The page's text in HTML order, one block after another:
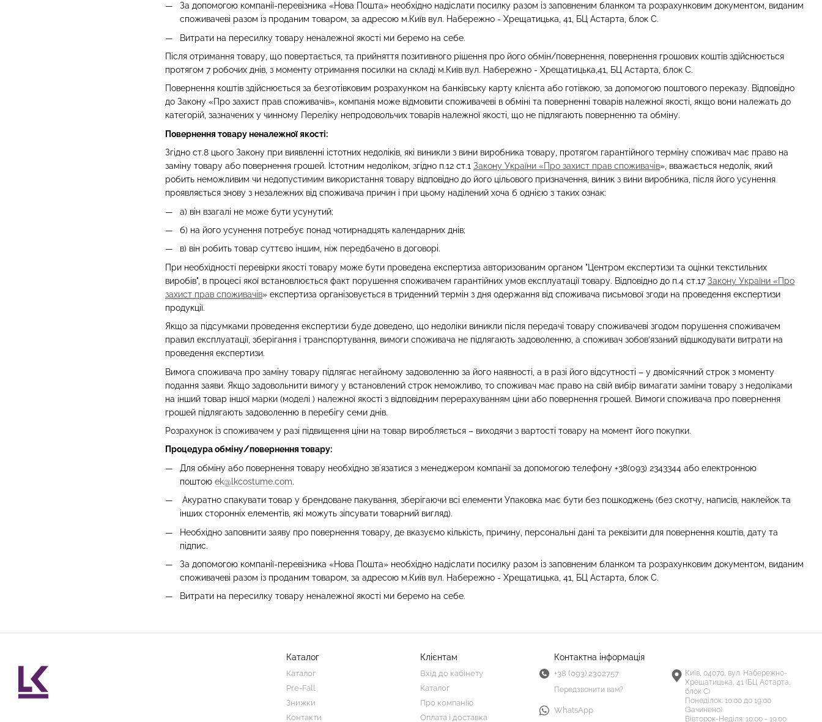
За допомогою компанії-перевізника «Нова Пошта» необхідно надіслати посилку разом із заповненим бланком та розрахунковим документом, виданим
споживачеві разом із проданим товаром, за адресою м.Київ вул. Набережно - Хрещатицька, 41, БЦ Астарта, блок С.
Витрати на пересилку товару неналежної якості ми беремо на себе.
Після отримання товару, що повертається, та прийняття позитивного рішення про його обмін/повернення, повернення грошових коштів здійснюється
протягом 7 робочих днів, з моменту отримання посилки на складі м.Київ вул. Набережно - Хрещатицька,41, БЦ Астарта, блок С.
Повернення коштів здійснюється за безготівковим розрахунком на банківську карту клієнта або готівкою, за допомогою поштового переказу. Відповідно
до Закону «Про захист прав споживачів», компанія може відмовити споживачеві в обміні та поверненні товарів належної якості, якщо вони належать до
категорій, зазначених у чинному Переліку непродовольчих товарів належної якості, що не підлягають поверненню та обміну.
Повернення товару неналежної якості:
Згідно ст.8 цього Закону при виявленні істотних недоліків, які виникли з вини виробника товару, протягом гарантійного терміну споживач має право на
заміну товару або повернення грошей. Істотним недоліком, згідно п.12 ст.1 Закону України «Про захист прав споживачів», вважається недолік, який
робить неможливим чи недопустимим використання товару відповідно до його цільового призначення, виник з вини виробника, після його усунення
проявляється знову з незалежних від споживача причин і при цьому наділений хоча б однією з таких ознак:
а) він взагалі не може бути усунутий;
б) на його усунення потребує понад чотирнадцять календарних днів;
в) він робить товар суттєво іншим, ніж передбачено в договорі.
При необхідності перевірки якості товару може бути проведена експертиза авторизованим органом "Центром експертизи та оцінки текстильних
виробів", в процесі якої встановлюється факт порушення споживачем гарантійних умов експлуатації товару. Відповідно до п.4 ст.17Закону України «Про
захист прав споживачів» експертиза організовується в триденний термін з дня одержання від споживача письмової згоди на проведення експертизи
продукції.
Якщо за підсумками проведення експертизи буде доведено, що недоліки виникли після передачі товару споживачеві згодом порушення споживачем
правил експлуатації, зберігання і транспортування, вимоги споживача не підлягають задоволенню, а споживач зобов’язаний відшкодувати витрати на
проведення експертизи.
Вимога споживача про заміну товару підлягає негайному задоволенню за його наявності, а в разі його відсутності – у двомісячний строк з моменту
подання заяви. Якщо задовольнити вимогу у встановлений строк неможливо, то споживач має право на свій вибір вимагати заміни товару з недоліками
на інший товар іншої марки (моделі ) належної якості з відповідним перерахуванням ціни або повернення грошей. Вимоги споживача про повернення
грошей підлягають задоволенню в перебігу семи днів.
Розрахунок із споживачем у разі підвищення ціни на товар виробляється – виходячи з вартості товару на момент його покупки.
Процедура обміну/повернення товару:
Для обміну або повернення товару необхідно зв`язатися з менеджером компанії за допомогою телефону +38(093) 2343344 або електронною
поштою ek@lkcostume.com.
Акуратно спакувати товар у брендоване пакування, зберігаючи всі елементи Упаковка має бути без пошкоджень (без скотчу, написів, наклейок та
інших сторонніх елементів, які можуть зіпсувати товарний вигляд).
Необхідно заповнити заяву про повернення товару, де вказуємо кількість, причину, персональні дані та реквізити для повернення коштів, дату та
підпис.
За допомогою компанії-перевізника «Нова Пошта» необхідно надіслати посилку разом із заповненим бланком та розрахунковим документом, виданим
споживачеві разом із проданим товаром, за адресою м.Київ вул. Набережно - Хрещатицька, 41, БЦ Астарта, блок С.
Витрати на пересилку товару неналежної якості ми беремо на себе.
Каталог
Каталог
Pre-Fall
Знижки
Контакти
Клієнтам
Вхід до кабінету
Каталог
Про компанію
Оплата і доставка
Контактна інформація
+38 (093) 2302757
Передзвонити вам?
WhatsApp
Київ, 04070, вул. Набережно-
Хрещатицька, 41 (БЦ Астарта,
блок С)
Понеділок: 10:00 до 19:00
(Зачинено)
Вівторок-Неділя: 10:00 - 19:00